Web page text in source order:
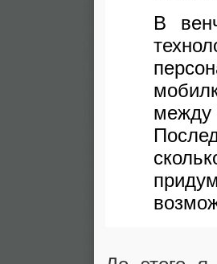
В
между